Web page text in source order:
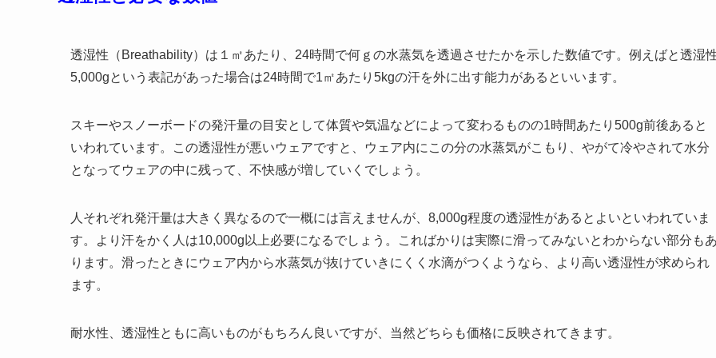
透湿性（Breathability）は１㎡あたり、24時間で何ｇの水蒸気を透過させたかを示した数値です。例えばと透湿
5,000gという表記があった場合は24時間で1㎡あたり5kgの汗を外に出す能力があるといいます。
スキーやスノーボードの発汗量の目安として体質や気温などによって変わるものの1時間あたり500g前後あると
いわれています。この透湿性が悪いウェアですと、ウェア内にこの分の水蒸気がこもり、やがて冷やされて水分
となってウェアの中に残って、不快感が増していくでしょう。
人それぞれ発汗量は大きく異なるので一概には言えませんが、8,000g程度の透湿性があるとよいといわれていま
す。より汗をかく人は10,000g以上必要になるでしょう。こればかりは実際に滑ってみないとわからない部分も
ります。滑ったときにウェア内から水蒸気が抜けていきにくく水滴がつくようなら、より高い透湿性が求められ
ます。
耐水性、透湿性ともに高いものがもちろん良いですが、当然どちらも価格に反映されてきます。